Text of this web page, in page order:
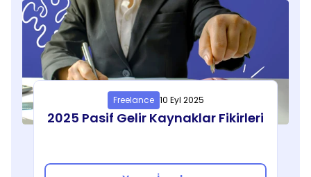
Freelance 10 Eyl 2025
2025 Pasif Gelir Kaynaklar Fikirleri